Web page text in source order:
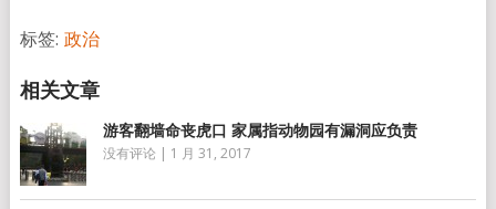
标签: 政治
游客翻墙命丧虎口 家属指动物园有漏洞应负责
没有评论 | 1 月 31, 2017